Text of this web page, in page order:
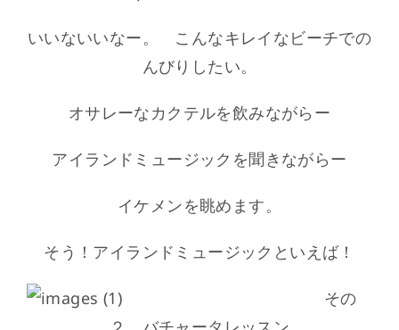
いいないいなー。 こんなキレイなビーチでの
んびりしたい。
オサレーなカクテルを飲みながらー
アイランドミュージックを聞きながらー
イケメンを眺めます。
そう！アイランドミュージックといえば！
その